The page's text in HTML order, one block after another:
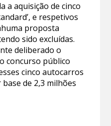
a aquisição de cinco
e respetivos
proposta
sido excluídas.
deliberado o
concurso público
cinco autocarros
de 2,3 milhões